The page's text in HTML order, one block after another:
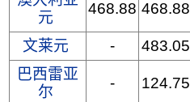
元
468.88 468.88
文莱元 - 483.05
巴西雷亚
尔
- 124.75